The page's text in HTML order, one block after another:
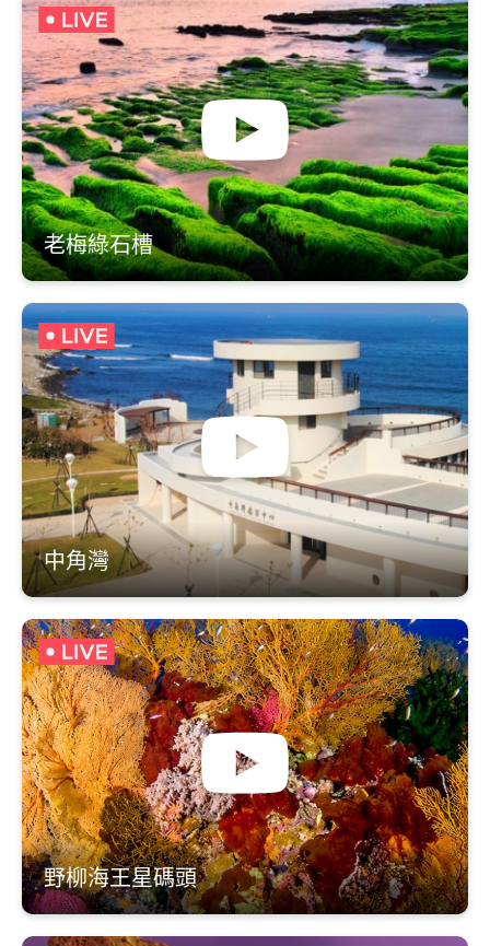
老梅綠石槽
中角灣
野柳海王星碼頭